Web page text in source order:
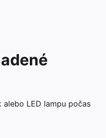
LED lampu počas